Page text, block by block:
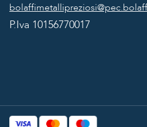
P.Iva 10156770017